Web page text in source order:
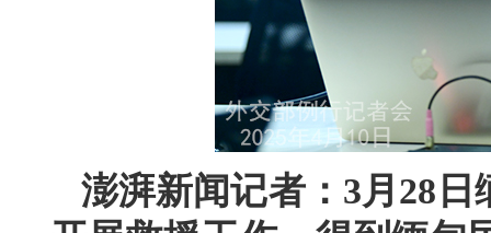
澎湃新闻记者：3月28